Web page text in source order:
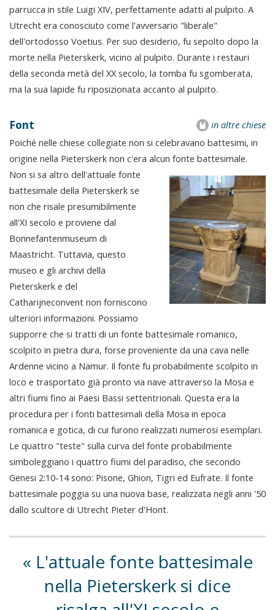
parrucca in stile Luigi XIV, perfettamente adatti al pulpito. A
Utrecht era conosciuto come l'avversario "liberale"
dell'ortodosso Voetius. Per suo desiderio, fu sepolto dopo la
morte nella Pieterskerk, vicino al pulpito. Durante i restauri
della seconda metà del XX secolo, la tomba fu sgomberata,
ma la sua lapide fu riposizionata accanto al pulpito.
in altre chiese
Font
Poiché nelle chiese collegiate non si celebravano battesimi, in
origine nella Pieterskerk non c'era alcun fonte battesimale.
Non si sa altro dell'attuale fonte
battesimale della Pieterskerk se
non che risale presumibilmente
all'XI secolo e proviene dal
Bonnefantenmuseum di
Maastricht. Tuttavia, questo
museo e gli archivi della
Pieterskerk e del
Catharijneconvent non forniscono
ulteriori informazioni. Possiamo
supporre che si tratti di un fonte battesimale romanico,
scolpito in pietra dura, forse proveniente da una cava nelle
Ardenne vicino a Namur. Il fonte fu probabilmente scolpito in
loco e trasportato già pronto via nave attraverso la Mosa e
altri fiumi fino ai Paesi Bassi settentrionali. Questa era la
procedura per i fonti battesimali della Mosa in epoca
romanica e gotica, di cui furono realizzati numerosi esemplari.
Le quattro "teste" sulla curva del fonte probabilmente
simboleggiano i quattro fiumi del paradiso, che secondo
Genesi 2:10-14 sono: Pisone, Ghion, Tigri ed Eufrate. Il fonte
battesimale poggia su una nuova base, realizzata negli anni '50
dallo scultore di Utrecht Pieter d'Hont.
L'attuale fonte battesimale
nella Pieterskerk si dice